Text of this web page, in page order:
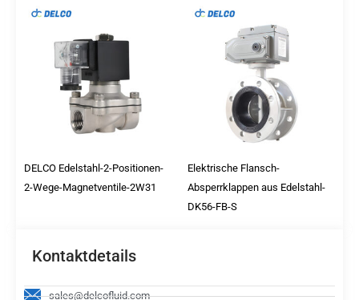
DELCO Edelstahl-2-Positionen-
2-Wege-Magnetventile-2W31
Elektrische Flansch-
Absperrklappen aus Edelstahl-
DK56-FB-S
Kontaktdetails
sales@delcofluid.com